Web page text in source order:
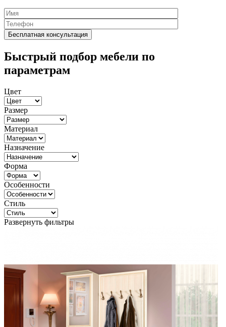
Быстрый подбор мебели по
параметрам
Цвет
Размер
Материал
Назначение
Форма
Особенности
Стиль
Развернуть фильтры